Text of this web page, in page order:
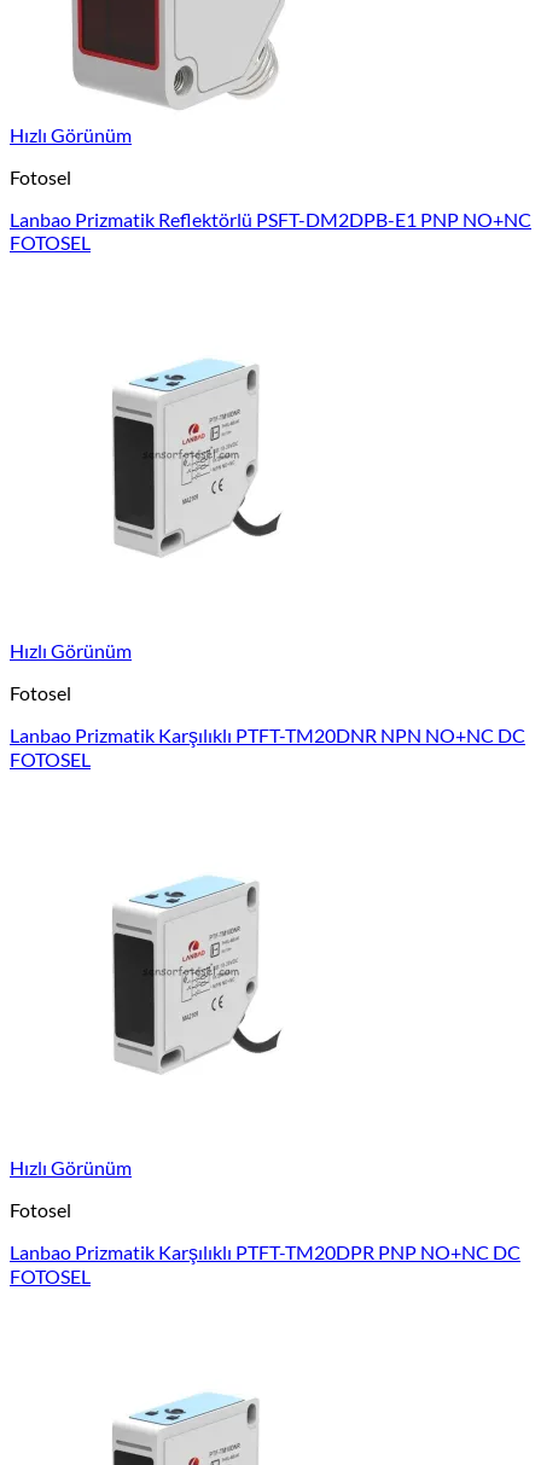
Hızlı Görünüm
Fotosel
Lanbao Prizmatik Reflektörlü PSFT-DM2DPB-E1 PNP NO+NC
FOTOSEL
Hızlı Görünüm
Fotosel
Lanbao Prizmatik Karşılıklı PTFT-TM20DNR NPN NO+NC DC
FOTOSEL
Hızlı Görünüm
Fotosel
Lanbao Prizmatik Karşılıklı PTFT-TM20DPR PNP NO+NC DC
FOTOSEL